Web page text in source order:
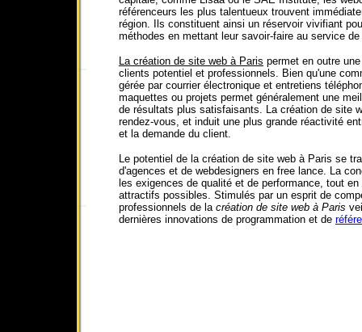
référenceurs les plus talentueux trouvent
région. Ils constituent ainsi un réservoir vivifiant
méthodes en mettant leur savoir-faire au service
La création de site web à Paris permet en outre
clients potentiel et professionnels. Bien qu'une
gérée par courrier électronique et entretiens
maquettes ou projets permet généralement une
de résultats plus satisfaisants. La création de site
rendez-vous, et induit une plus grande réactivité
et la demande du client.
Le potentiel de la création de site web à Paris se
d'agences et de webdesigners en free lance. La
les exigences de qualité et de performance, tout
attractifs possibles. Stimulés par un esprit de
professionnels de la création de site web à Paris
dernières innovations de programmation et de